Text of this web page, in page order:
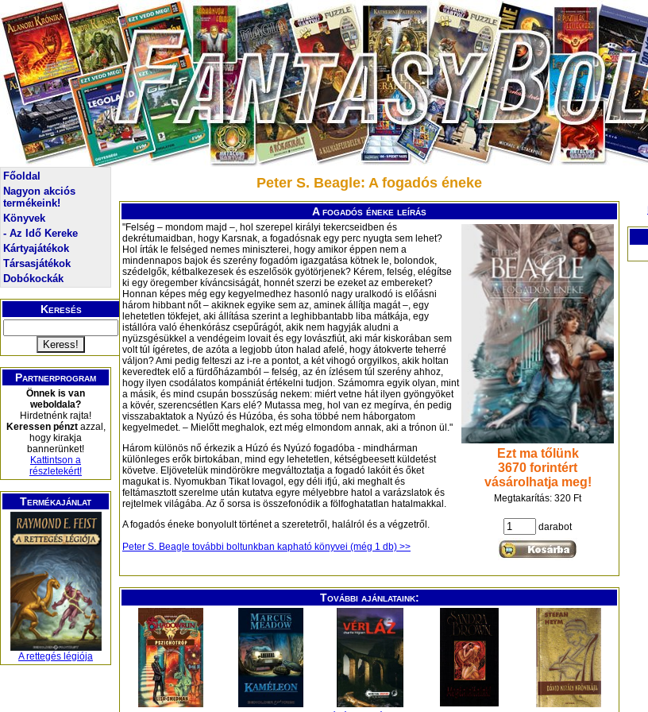
Főoldal
Nagyon akciós
termékeink!
Könyvek
- Az Idő Kereke
Kártyajátékok
Társasjátékok
Dobókockák
Keresés
Partnerprogram
Önnek is van
weboldala?
Hirdetnénk rajta!
Keressen pénztazzal,
hogy kirakja
bannerünket!
Kattintson a
részletekért!
Termékajánlat
A rettegés légiója
Peter S. Beagle: A fogadós éneke
A fogadós éneke leírás
Ezt ma tőlünk
3670 forintért
vásárolhatja meg!
Megtakarítás: 320 Ft
darabot
"Felség – mondom majd –, hol szerepel királyi tekercseidben és
dekrétumaidban, hogy Karsnak, a fogadósnak egy perc nyugta sem lehet?
Hol írták le felséged nemes miniszterei, hogy amikor éppen nem a
mindennapos bajok és szerény fogadóm igazgatása kötnek le, bolondok,
szédelgők, kétbalkezesek és eszelősök gyötörjenek? Kérem, felség, elégítse
ki egy öregember kíváncsiságát, honnét szerzi be ezeket az embereket?
Honnan képes még egy kegyelmedhez hasonló nagy uralkodó is előásni
három hibbant nőt – akiknek egyike sem az, aminek állítja magát –, egy
lehetetlen tökfejet, aki állítása szerint a leghibbantabb liba mátkája, egy
istállóra való éhenkórász csepűrágót, akik nem hagyják aludni a
nyüzsgésükkel a vendégeim lovait és egy lovászfiút, aki már kiskorában sem
volt túl ígéretes, de azóta a legjobb úton halad afelé, hogy átokverte teherré
váljon? Ami pedig felteszi az i-re a pontot, a két vihogó orgyilkos, akik holtan
keveredtek elő a fürdőházamból – felség, az én ízlésem túl szerény ahhoz,
hogy ilyen csodálatos kompániát értékelni tudjon. Számomra egyik olyan, mint
a másik, és mind csupán bosszúság nekem: miért vetne hát ilyen gyöngyöket
a kövér, szerencsétlen Kars elé? Mutassa meg, hol van ez megírva, én pedig
visszabaktatok a Nyúzó és Húzóba, és soha többé nem háborgatom
kegyelmedet. – Mielőtt meghalok, ezt még elmondom annak, aki a trónon ül."
Három különös nő érkezik a Húzó és Nyúzó fogadóba - mindhárman
különleges erők birtokában, mind egy lehetetlen, kétségbeesett küldetést
követve. Eljövetelük mindörökre megváltoztatja a fogadó lakóit és őket
magukat is. Nyomukban Tikat lovagol, egy déli ifjú, aki meghalt és
feltámasztott szerelme után kutatva egyre mélyebbre hatol a varázslatok és
rejtelmek világába. Az ő sorsa is összefonódik a fölfoghatatlan hatalmakkal.
A fogadós éneke bonyolult történet a szeretetről, halálról és a végzetről.
Peter S. Beagle további boltunkban kapható könyvei (még 1 db) >>
További ajánlataink: